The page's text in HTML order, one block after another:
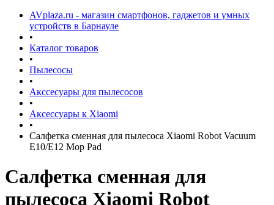
AVplaza.ru - магазин смартфонов, гаджетов и умных
устройств в Барнауле
•
Каталог товаров
•
Пылесосы
•
Акссесуары для пылесосов
•
Аксессуары к Xiaomi
•
Салфетка сменная для пылесоса Xiaomi Robot Vacuum
Е10/E12 Mop Pad
Салфетка сменная для
пылесоса Xiaomi Robot